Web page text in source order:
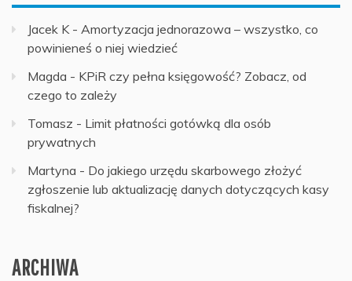
Jacek K- Amortyzacja jednorazowa – wszystko, co
powinieneś o niej wiedzieć
Magda - KPiR czy pełna księgowość? Zobacz, od
czego to zależy
Tomasz - Limit płatności gotówką dla osób
prywatnych
Martyna - Do jakiego urzędu skarbowego złożyć
zgłoszenie lub aktualizację danych dotyczących kasy
fiskalnej?
ARCHIWA